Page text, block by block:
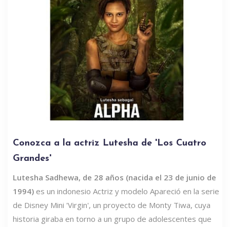
Conozca a la actriz Lutesha de 'Los Cuatro
Grandes'
Lutesha Sadhewa, de 28 años (nacida el 23 de junio de
1994) es un indonesio Actriz y modelo Apareció en la serie
de Disney Mini 'Virgin', un proyecto de Monty Tiwa, cuya
historia giraba en torno a un grupo de adolescentes que